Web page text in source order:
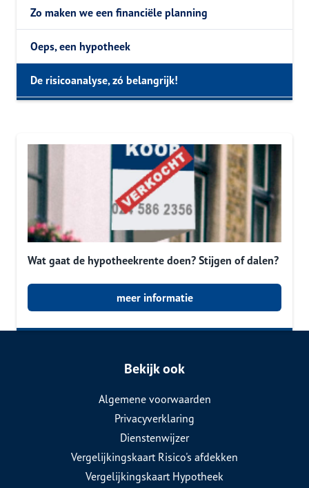
Zo maken we een financiële planning
Oeps, een hypotheek
De risicoanalyse, zó belangrijk!
Wat gaat de hypotheekrente doen? Stijgen of dalen?
meer informatie
Bekijk ook
Algemene voorwaarden
Privacyverklaring
Dienstenwijzer
Vergelijkingskaart Risico's afdekken
Vergelijkingskaart Hypotheek